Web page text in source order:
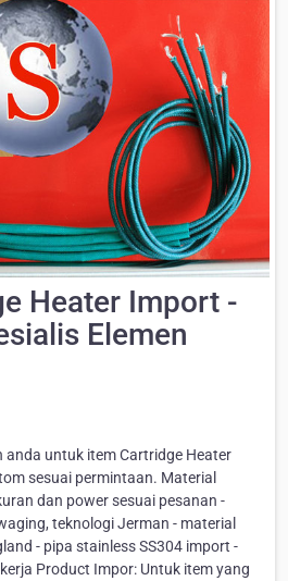
Heater Import -
Elemen
anda untuk item Cartridge Heater
sesuai permintaan. Material
dan power sesuai pesanan -
teknologi Jerman - material
- pipa stainless SS304 import -
Product Impor: Untuk item yang